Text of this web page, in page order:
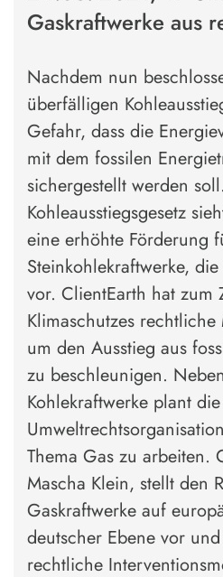
Gaskraftwerke aus
Nachdem nun
überfälligen
Gefahr, dass die
mit dem fossilen
sichergestellt werden
Kohleausstiegsgesetz
eine erhöhte Förderung
Steinkohlekraftwerke,
vor. ClientEarth hat zum
Klimaschutzes
um den Ausstieg aus
zu beschleunigen.
Kohlekraftwerke plant die
Thema Gas zu arbeiten.
Mascha Klein, stellt den
Gaskraftwerke auf
deutscher Ebene vor
rechtliche